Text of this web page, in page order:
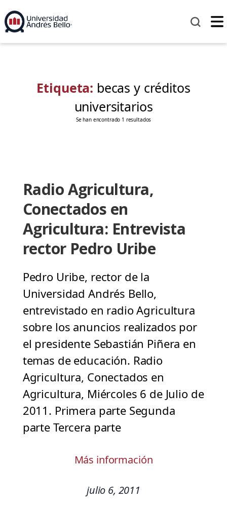
Etiqueta: becas y créditos
universitarios
Se han encontrado 1 resultados
Radio Agricultura,
Conectados en
Agricultura: Entrevista
rector Pedro Uribe
Pedro Uribe, rector de la
Universidad Andrés Bello,
entrevistado en radio Agricultura
sobre los anuncios realizados por
el presidente Sebastián Piñera en
temas de educación. Radio
Agricultura, Conectados en
Agricultura, Miércoles 6 de Julio de
2011. Primera parte Segunda
parte Tercera parte
Más información
julio 6, 2011